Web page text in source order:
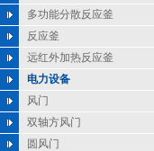
多功能分散反应釜
反应釜
远红外加热反应釜
电力设备
风门
双轴方风门
圆风门